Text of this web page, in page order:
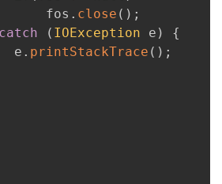
fos
. close ( ) ;
catch ( IOException e )
{
e
. printStackTrace ( ) ;